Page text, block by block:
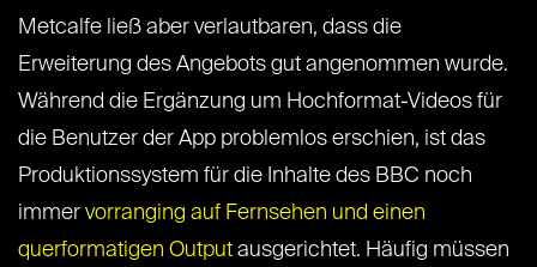
Metcalfe ließ aber verlautbaren, dass die
Erweiterung des Angebots gut angenommen wurde.
Während die Ergänzung um Hochformat-Videos für
die Benutzer der App problemlos erschien, ist das
Produktionssystem für die Inhalte des BBC noch
immer vorranging auf Fernsehen und einen
querformatigen Output ausgerichtet. Häufig müssen